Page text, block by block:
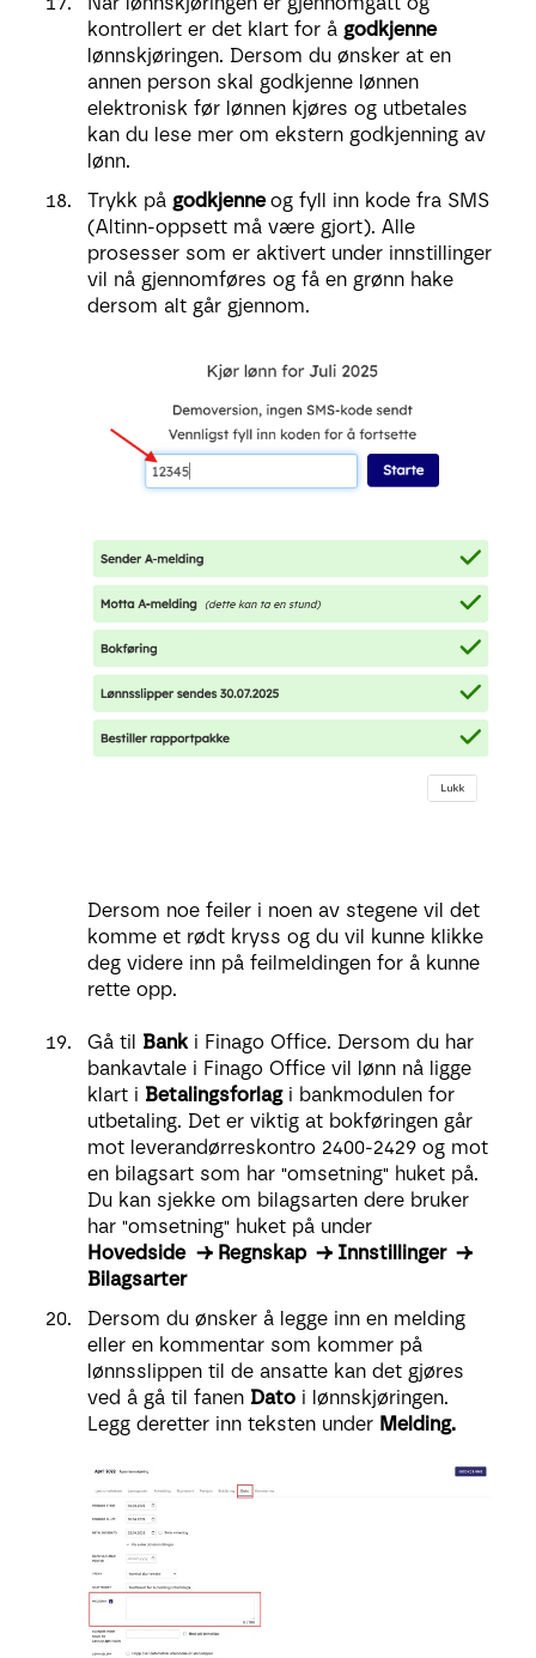
kontrollert er det klart for å godkjenne
lønnskjøringen. Dersom du ønsker at en
annen person skal godkjenne lønnen
elektronisk før lønnen kjøres og utbetales
kan du lese mer om ekstern godkjenning av
lønn.
Trykk på godkjenneog fyll inn kode fra SMS
(Altinn-oppsett må være gjort). Alle
prosesser som er aktivert under innstillinger
vil nå gjennomføres og få en grønn hake
dersom alt går gjennom.
Dersom noe feiler i noen av stegene vil det
komme et rødt kryss og du vil kunne klikke
deg videre inn på feilmeldingen for å kunne
rette opp.
Gå til Bank i Finago Office. Dersom du har
bankavtale i Finago Office vil lønn nå ligge
klart i Betalingsforlagi bankmodulen for
utbetaling. Det er viktig at bokføringen går
mot leverandørreskontro 2400-2429 og mot
en bilagsart som har "omsetning" huket på.
Du kan sjekke om bilagsarten dere bruker
har "omsetning" huket på under
Hovedside → Regnskap → Innstillinger →
Bilagsarter
Dersom du ønsker å legge inn en melding
eller en kommentar som kommer på
lønnsslippen til de ansatte kan det gjøres
ved å gå til fanen Dato i lønnskjøringen.
Legg deretter inn teksten under Melding.